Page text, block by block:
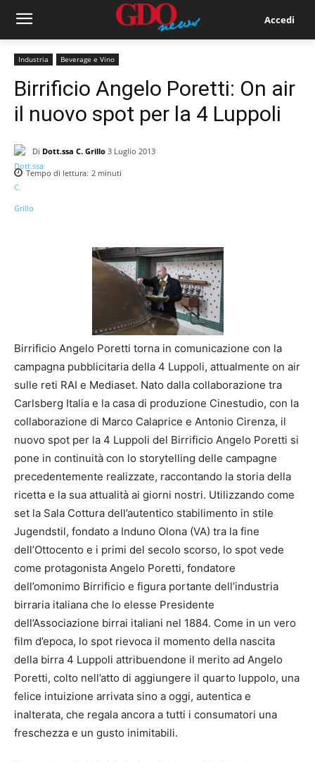
Accedi
Industria Beverage e Vino
Birrificio Angelo Poretti: On air
il nuovo spot per la 4 Luppoli
Di Dott.ssa C. Grillo 3 Luglio 2013
Tempo di lettura: 2 minuti
Birrificio Angelo Poretti torna in comunicazione con la
campagna pubblicitaria della 4 Luppoli, attualmente on air
sulle reti RAI e Mediaset. Nato dalla collaborazione tra
Carlsberg Italia e la casa di produzione Cinestudio, con la
collaborazione di Marco Calaprice e Antonio Cirenza, il
nuovo spot per la 4 Luppoli del Birrificio Angelo Poretti si
pone in continuità con lo storytelling delle campagne
precedentemente realizzate, raccontando la storia della
ricetta e la sua attualità ai giorni nostri. Utilizzando come
set la Sala Cottura dell’autentico stabilimento in stile
Jugendstil, fondato a Induno Olona (VA) tra la fine
dell’Ottocento e i primi del secolo scorso, lo spot vede
come protagonista Angelo Poretti, fondatore
dell’omonimo Birrificio e figura portante dell’industria
birraria italiana che lo elesse Presidente
dell’Associazione birrai italiani nel 1884. Come in un vero
film d’epoca, lo spot rievoca il momento della nascita
della birra 4 Luppoli attribuendone il merito ad Angelo
Poretti, colto nell’atto di aggiungere il quarto luppolo, una
felice intuizione arrivata sino a oggi, autentica e
inalterata, che regala ancora a tutti i consumatori una
freschezza e un gusto inimitabili.